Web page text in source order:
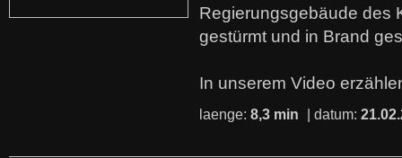
Regierungsgebäude des
gestürmt und in Brand
In unserem Video
laenge: 8,3 min | datum: